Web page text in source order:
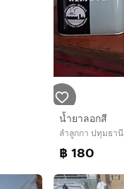
น้ำยาลอกสี
ลำลูกกา ปทุมธานี
฿ 180